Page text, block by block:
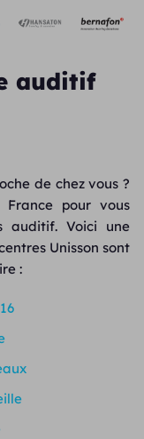
auditif
de chez vous ?
France pour vous
auditif. Voici une
Unisson sont
: